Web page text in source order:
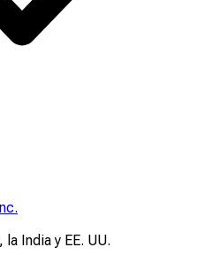
India y EE. UU.